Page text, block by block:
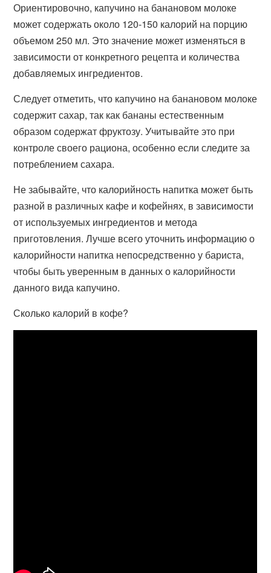
Ориентировочно, капучино на банановом молоке
может содержать около 120-150 калорий на порцию
объемом 250 мл. Это значение может изменяться в
зависимости от конкретного рецепта и количества
добавляемых ингредиентов.
Следует отметить, что капучино на банановом молоке
содержит сахар, так как бананы естественным
образом содержат фруктозу. Учитывайте это при
контроле своего рациона, особенно если следите за
потреблением сахара.
Не забывайте, что калорийность напитка может быть
разной в различных кафе и кофейнях, в зависимости
от используемых ингредиентов и метода
приготовления. Лучше всего уточнить информацию о
калорийности напитка непосредственно у бариста,
чтобы быть уверенным в данных о калорийности
данного вида капучино.
Сколько калорий в кофе?